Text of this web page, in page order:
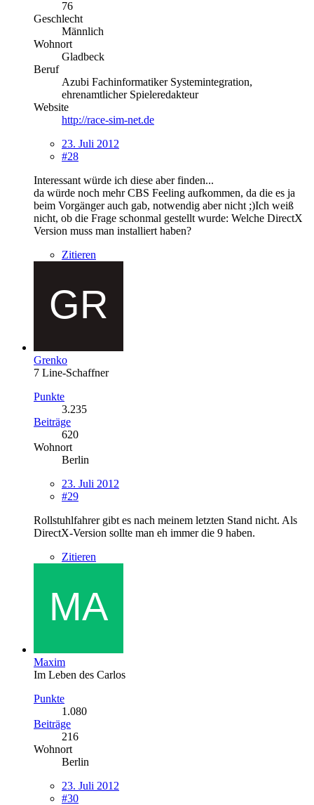
76
Geschlecht
Männlich
Wohnort
Gladbeck
Beruf
Azubi Fachinformatiker Systemintegration,
ehrenamtlicher Spieleredakteur
Website
http://race-sim-net.de
23. Juli 2012
#28
Interessant würde ich diese aber finden...
da würde noch mehr CBS Feeling aufkommen, da die es ja
beim Vorgänger auch gab, notwendig aber nicht ;)Ich weiß
nicht, ob die Frage schonmal gestellt wurde: Welche DirectX
Version muss man installiert haben?
Zitieren
Grenko
7 Line-Schaffner
Punkte
3.235
Beiträge
620
Wohnort
Berlin
23. Juli 2012
#29
Rollstuhlfahrer gibt es nach meinem letzten Stand nicht. Als
DirectX-Version sollte man eh immer die 9 haben.
Zitieren
Maxim
Im Leben des Carlos
Punkte
1.080
Beiträge
216
Wohnort
Berlin
23. Juli 2012
#30